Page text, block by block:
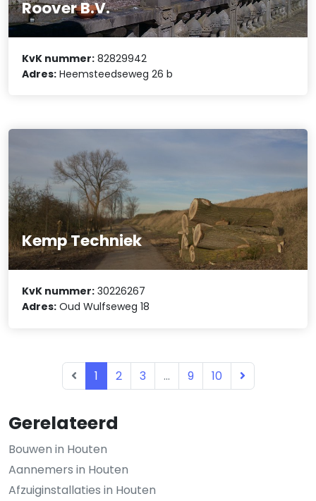
Gerelateerd
Bouwen in Houten
Aannemers in Houten
Afzuiginstallaties in Houten
Roover B.V.
KvK nummer: 82829942
Adres: Heemsteedseweg 26 b
Kemp Techniek
KvK nummer: 30226267
Adres: Oud Wulfseweg 18
1 2 3 ... 9 10